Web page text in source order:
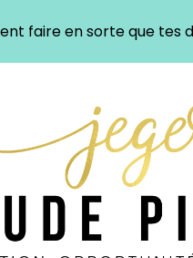
faire en sorte que tes